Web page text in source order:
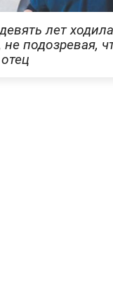
лет
не подозревая,